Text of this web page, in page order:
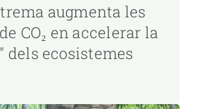
augmenta les
CO₂ en accelerar la
dels ecosistemes